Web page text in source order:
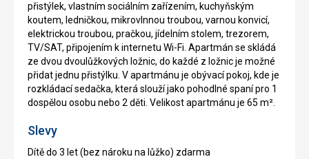
přistýlek, vlastním sociálním zařízením, kuchyňským
koutem, ledničkou, mikrovlnnou troubou, varnou konvicí,
elektrickou troubou, pračkou, jídelním stolem, trezorem,
TV/SAT, připojením k internetu Wi-Fi. Apartmán se skládá
ze dvou dvoulůžkových ložnic, do každé z ložnic je možné
přidat jednu přistýlku. V apartmánu je obývací pokoj, kde je
rozkládací sedačka, která slouží jako pohodlné spaní pro 1
dospělou osobu nebo 2 děti. Velikost apartmánu je 65 m².
Slevy
Dítě do 3 let (bez nároku na lůžko) zdarma